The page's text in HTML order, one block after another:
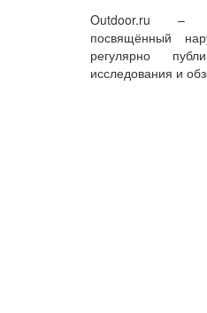
Outdoor.ru –
посвящённый
регулярно
исследования и